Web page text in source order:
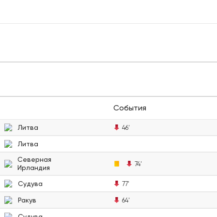
События
Литва 46'
Литва
Северная
Ирландия
74'
Судува 77'
Ракув 64'